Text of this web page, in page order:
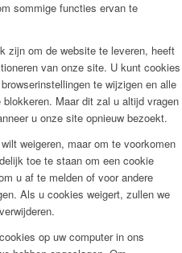
sommige functies ervan te
zijn om de website te leveren, heeft
van onze site. U kunt cookies
te wijzigen en alle
Maar dit zal u altijd vragen
u onze site opnieuw bezoekt.
weigeren, maar om te voorkomen
toe te staan om een cookie
u af te melden of voor andere
Als u cookies weigert, zullen we
op uw computer in ons